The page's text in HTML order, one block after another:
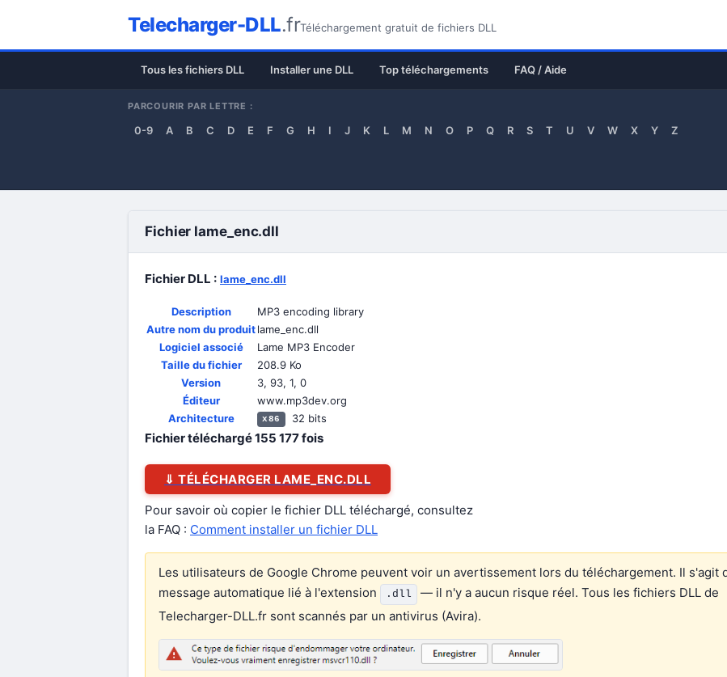
Telecharger-DLL.frTéléchargement gratuit de fichiers DLL
Tous les fichiers DLL Installer une DLL Top téléchargements FAQ / Aide
PARCOURIR PAR LETTRE :
0-9 A B C D E F G H I J K L M N O P Q R S T U V W X Y Z
Fichier lame_enc.dll
Fichier DLL : lame_enc.dll
Description
MP3 encoding library
Autre nom du produitlame_enc.dll
Logiciel associé
Lame MP3 Encoder
Taille du fichier
208.9 Ko
Version
3, 93, 1, 0
Éditeur
www.mp3dev.org
Architecture
x86 32 bits
Fichier téléchargé155 177fois
⇓ TÉLÉCHARGER LAME_ENC.DLL
Pour savoir où copier le fichier DLL téléchargé, consultez
la FAQ : Comment installer un fichier DLL
Les utilisateurs de Google Chrome peuvent voir un avertissement lors du téléchargement. Il s'agit
message automatique lié à l'extension
.dll
— il n'y a aucun risque réel. Tous les fichiers DLL de
Telecharger-DLL.fr sont scannés par un antivirus (Avira).